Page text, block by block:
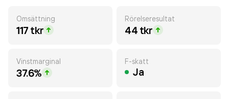
Omsättning
117 tkr
Rörelseresultat
44 tkr
Vinstmarginal
37.6%
F-skatt
Ja